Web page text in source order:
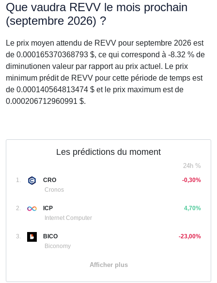
Que vaudra REVV le mois prochain
(septembre 2026) ?
Le prix moyen attendu de REVV pour septembre 2026 est
de 0.000165370368793 $, ce qui correspond à -8.32 % de
diminutionen valeur par rapport au prix actuel. Le prix
minimum prédit de REVV pour cette période de temps est
de 0.000140564813474 $ et le prix maximum est de
0.000206712960991 $.
Les prédictions du moment
24h %
1.
CRO
Cronos
-0,30%
2.
ICP
Internet Computer
4,70%
3.
BICO
Biconomy
-23,00%
Afficher plus